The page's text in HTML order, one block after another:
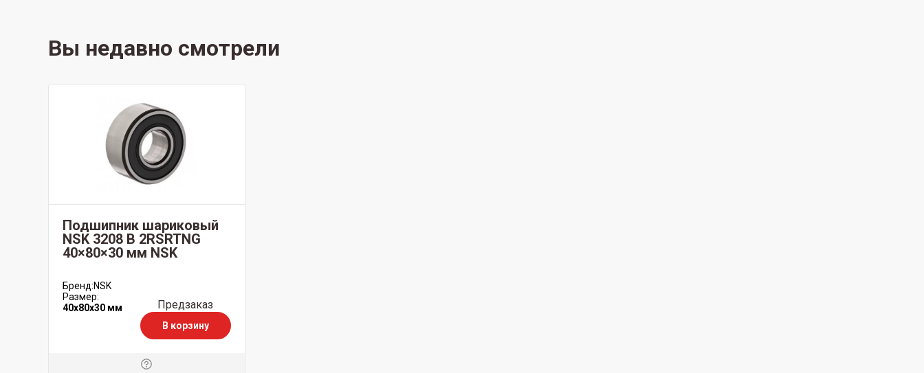
Вы недавно смотрели
Подшипник шариковый
NSK 3208 В 2RSRTNG
40×80×30 мм NSK
Бренд:NSK
Размер:
40x80x30 мм
Предзаказ
В корзину